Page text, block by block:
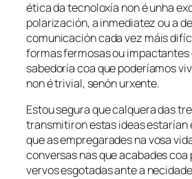
ética da tecnoloxía non é unha
polarización, a inmediatez ou a
comunicación cada vez máis
formas fermosas ou impactantes
sabedoría coa que poderíamos
non é trivial, senón urxente.
Estou segura que calquera das
transmitiron estas ideas estarían
que as empregarades na vosa
conversas nas que acabades
vervos esgotadas ante a